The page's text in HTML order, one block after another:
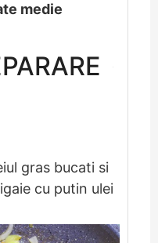
medie
gras bucati si
cu putin ulei